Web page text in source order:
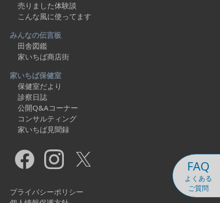
FAQ
よくある
ご質問
売りました体験談
こんな風に使ってます
みんなの伝言板
田舎図鑑
家いちば商店街
家いちば保健室
保健室だより
診察日誌
公開Q&Aコーナー
コンサルティング
家いちば見聞録
プライバシーポリシー